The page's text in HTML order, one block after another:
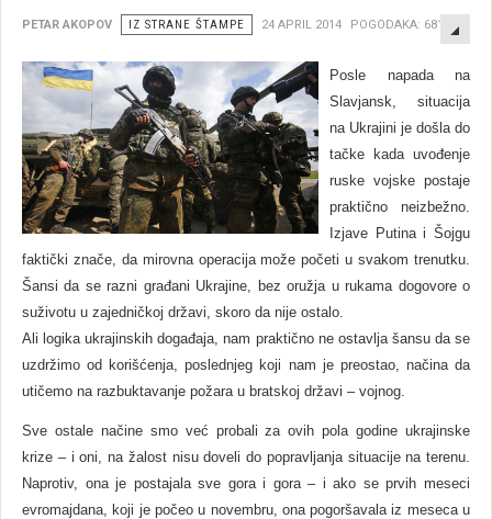
PETAR AKOPOV IZ STRANE ŠTAMPE 24 APRIL 2014 POGODAKA: 6815
Posle napada na
Slavjansk, situacija
na Ukrajini je došla do
tačke kada uvođenje
ruske vojske postaje
praktično neizbežno.
Izjave Putina i Šojgu
faktički znače, da mirovna operacija može početi u svakom trenutku.
Šansi da se razni građani Ukrajine, bez oružja u rukama dogovore o
suživotu u zajedničkoj državi, skoro da nije ostalo.
Ali logika ukrajinskih događaja, nam praktično ne ostavlja šansu da se
uzdržimo od korišćenja, poslednjeg koji nam je preostao, načina da
utičemo na razbuktavanje požara u bratskoj državi – vojnog.
Sve ostale načine smo već probali za ovih pola godine ukrajinske
krize – i oni, na žalost nisu doveli do popravljanja situacije na terenu.
Naprotiv, ona je postajala sve gora i gora – i ako se prvih meseci
evromajdana, koji je počeo u novembru, ona pogoršavala iz meseca u